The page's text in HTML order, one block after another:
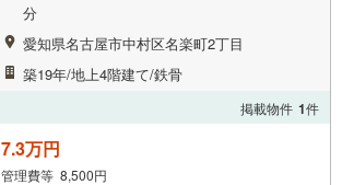
分
愛知県名古屋市中村区名楽町2丁目
築19年/地上4階建て/鉄骨
掲載物件 1件
7.3万円
管理費等 8,500円